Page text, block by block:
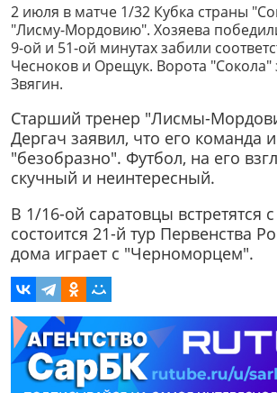
2 июля в матче 1/32 Кубка страны
"Лисму-Мордовию". Хозяева
9-ой и 51-ой минутах забили
Чесноков и Орещук. Ворота
Звягин.
Старший тренер "Лисмы-
Дергач заявил, что его команда
"безобразно". Футбол, на его
скучный и неинтересный.
В 1/16-ой саратовцы встретятся
состоится 21-й тур Первенства
дома играет с "Черноморцем".